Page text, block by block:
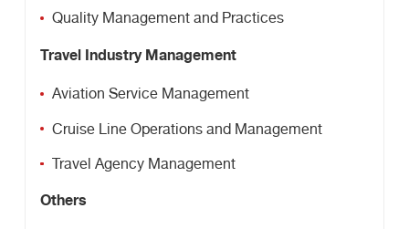
Quality Management and Practices
Travel Industry Management
Aviation Service Management
Cruise Line Operations and Management
Travel Agency Management
Others